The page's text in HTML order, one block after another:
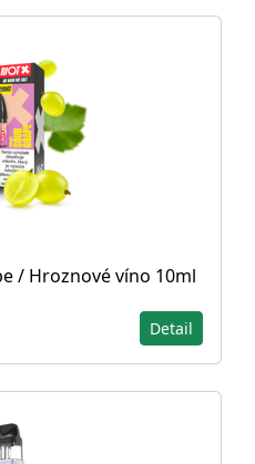
/ Hroznové víno 10ml
Detail